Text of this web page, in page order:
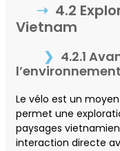
4.2
Vietnam
4.2.1
l’environnement
Le vélo est un
permet une
paysages
interaction directe